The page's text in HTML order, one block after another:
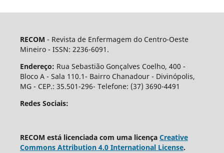
RECOM - Revista de Enfermagem do Centro-Oeste
Mineiro - ISSN: 2236-6091.
Endereço: Rua Sebastião Gonçalves Coelho, 400 -
Bloco A - Sala 110.1- Bairro Chanadour - Divinópolis,
MG - CEP.: 35.501-296- Telefone: (37) 3690-4491
Redes Sociais:
RECOM está licenciada com uma licença Creative
Commons Attribution 4.0 International License.